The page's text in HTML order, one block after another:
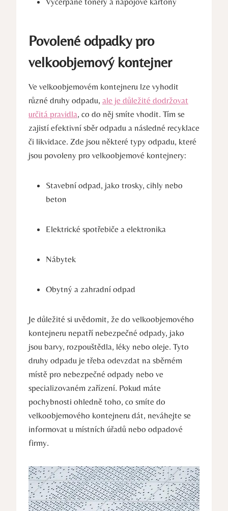
Povolené odpadky pro
velkoobjemový kontejner
Ve velkoobjemovém kontejneru lze vyhodit
různé druhy odpadu, ale je důležité dodržovat
určitá pravidla, co do něj smíte vhodit. Tím se
zajistí efektivní sběr odpadu a následné recyklace
či likvidace. Zde jsou některé typy odpadu, které
jsou povoleny pro velkoobjemové kontejnery:
Stavební odpad, jako trosky, cihly nebo
beton
Elektrické spotřebiče a elektronika
Nábytek
Obytný a zahradní odpad
Je důležité si uvědomit, že do velkoobjemového
kontejneru nepatří nebezpečné odpady, jako
jsou barvy, rozpouštědla, léky nebo oleje. Tyto
druhy odpadu je třeba odevzdat na sběrném
místě pro nebezpečné odpady nebo ve
specializovaném zařízení. Pokud máte
pochybnosti ohledně toho, co smíte do
velkoobjemového kontejneru dát, neváhejte se
informovat u místních úřadů nebo odpadové
firmy.